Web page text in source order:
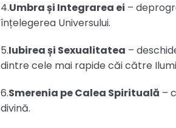
4.Umbra și Integrarea ei –
înțelegerea Universului.
5.Iubirea și Sexualitatea –
dintre cele mai rapide căi către
6.Smerenia pe Calea Spirituală –
divină.